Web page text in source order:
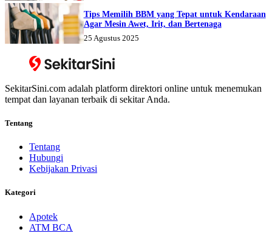
Tips Memilih BBM yang Tepat untuk Kendaraan
Agar Mesin Awet, Irit, dan Bertenaga
25 Agustus 2025
SekitarSini.com adalah platform direktori online untuk menemukan
tempat dan layanan terbaik di sekitar Anda.
Tentang
Tentang
Hubungi
Kebijakan Privasi
Kategori
Apotek
ATM BCA